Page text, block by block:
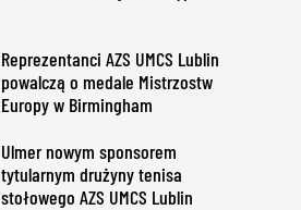
Reprezentanci AZS UMCS Lublin
powalczą o medale Mistrzostw
Europy w Birmingham
Ulmer nowym sponsorem
tytularnym drużyny tenisa
stołowego AZS UMCS Lublin